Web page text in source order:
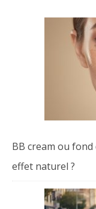
BB cream ou
effet naturel ?